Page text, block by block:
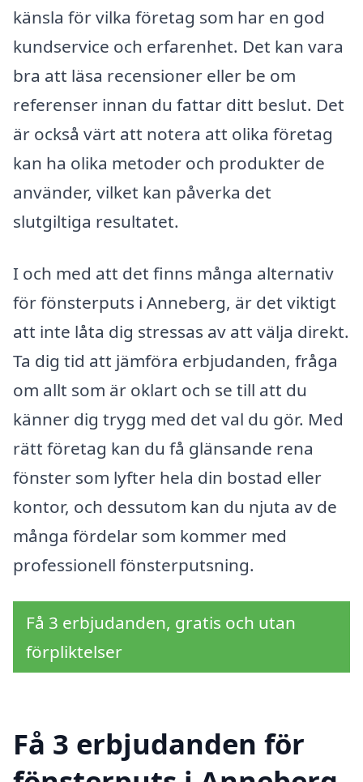
känsla för vilka företag som har en god
kundservice och erfarenhet. Det kan vara
bra att läsa recensioner eller be om
referenser innan du fat­tar ditt beslut. Det
är också värt att notera att olika företag
kan ha olika metoder och produkter de
använder, vilket kan påverka det
slutgiltiga resultatet.
I och med att det finns många alternativ
för fönsterputs i Anneberg, är det viktigt
att inte låta dig stressas av att välja direkt.
Ta dig tid att jämföra erbjudanden, fråga
om allt som är oklart och se till att du
känner dig trygg med det val du gör. Med
rätt företag kan du få glänsande rena
fönster som lyfter hela din bostad eller
kontor, och dessutom kan du njuta av de
många fördelar som kommer med
professionell fönsterputsning.
Få 3 erbjudanden, gratis och utan
förpliktelser
Få 3 erbjudanden för